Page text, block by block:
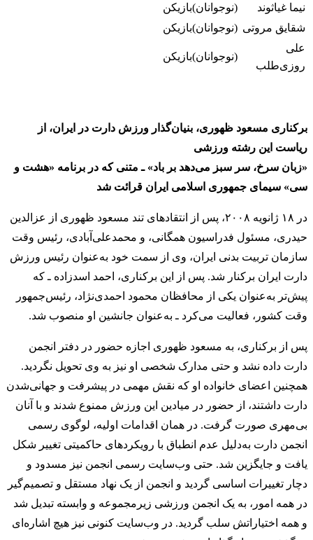
نیما غیاثوند
(نوجوانان)بازیکن
شقایق مروتی (نوجوانان)بازیکن
علی
روزی‌طلب
(نوجوانان)بازیکن
برکناری مسعود ظهوری، بنیان‌گذار ورزش دارت در ایران، از
ریاست این رشته ورزشی
«زبان سرخ، سر سبز می‌دهد بر باد» ـ متنی که در برنامه «هشت و
سی» سیمای جمهوری اسلامی ایران قرائت شد
در ۱۸ ژانویه ۲۰۰۸، پس از انتقادهای تند مسعود ظهوری از عزالدین
حیدری، مسئول فدراسیون همگانی، و محمدعلی‌آبادی، رئیس وقت
سازمان تربیت بدنی ایران، وی از سمت خود به‌عنوان رئیس ورزش
دارت ایران برکنار شد. پس از این برکناری، احمد اسدزاده ـ که
پیش‌تر به‌عنوان یکی از محافظان محمود احمدی‌نژاد، رئیس‌جمهور
وقت کشور، فعالیت می‌کرد ـ به‌عنوان جانشین او منصوب شد.
پس از برکناری، به مسعود ظهوری اجازه حضور در دفتر انجمن
دارت داده نشد و حتی مدارک شخصی او نیز به وی تحویل نگردید.
همچنین اعضای خانواده او که نقش مهمی در پیشرفت و جهانی‌شدن
دارت داشتند، از حضور در میادین این ورزش ممنوع شدند و با آنان
بی‌مهری صورت گرفت. در همان اقدامات اولیه، لوگوی رسمی
انجمن دارت به‌دلیل عدم انطباق با رویکردهای حاکمیتی تغییر شکل
یافت و جایگزین شد. حتی وب‌سایت رسمی انجمن نیز مسدود و
دچار تغییرات اساسی گردید و انجمن از یک نهاد مستقل و تصمیم‌گیر
در همه امور، به یک انجمن ورزشی زیرمجموعه و وابسته تبدیل شد
و همه اختیاراتش سلب گردید. در وب‌سایت کنونی نیز هیچ اشاره‌ای